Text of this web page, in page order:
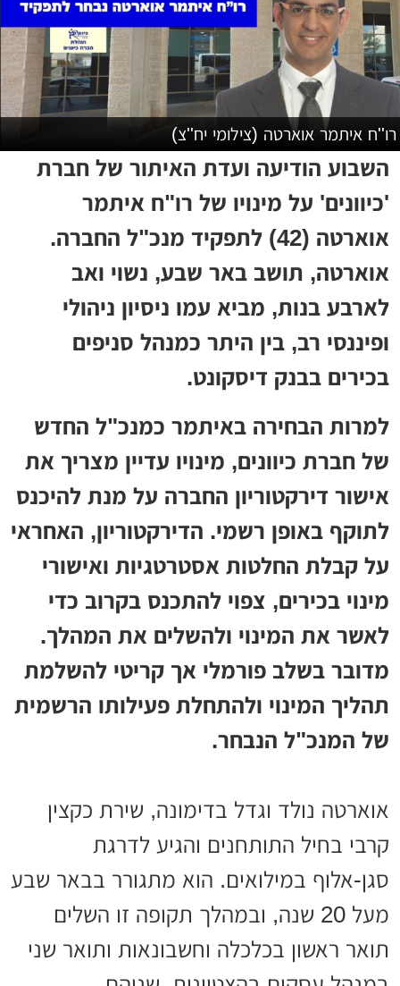
רו''ח איתמר אוארטה (צילומי יח''צ)
השבוע הודיעה ועדת האיתור של חברת
'כיוונים' על מינויו של רו"ח איתמר
אוארטה (42) לתפקיד מנכ"ל החברה.
אוארטה, תושב באר שבע, נשוי ואב
לארבע בנות, מביא עמו ניסיון ניהולי
ופיננסי רב, בין היתר כמנהל סניפים
בכירים בבנק דיסקונט.
למרות הבחירה באיתמר כמנכ"ל החדש
של חברת כיוונים, מינויו עדיין מצריך את
אישור דירקטוריון החברה על מנת להיכנס
לתוקף באופן רשמי. הדירקטוריון, האחראי
על קבלת החלטות אסטרטגיות ואישורי
מינוי בכירים, צפוי להתכנס בקרוב כדי
לאשר את המינוי ולהשלים את המהלך.
מדובר בשלב פורמלי אך קריטי להשלמת
תהליך המינוי ולהתחלת פעילותו הרשמית
של המנכ"ל הנבחר.
אוארטה נולד וגדל בדימונה, שירת כקצין
קרבי בחיל התותחנים והגיע לדרגת
סגן-אלוף במילואים. הוא מתגורר בבאר שבע
מעל 20 שנה, ובמהלך תקופה זו השלים
תואר ראשון בכלכלה וחשבונאות ותואר שני